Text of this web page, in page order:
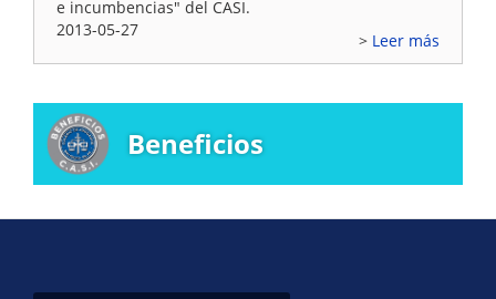
e incumbencias" del CASI.
2013-05-27
Leer más
Beneficios